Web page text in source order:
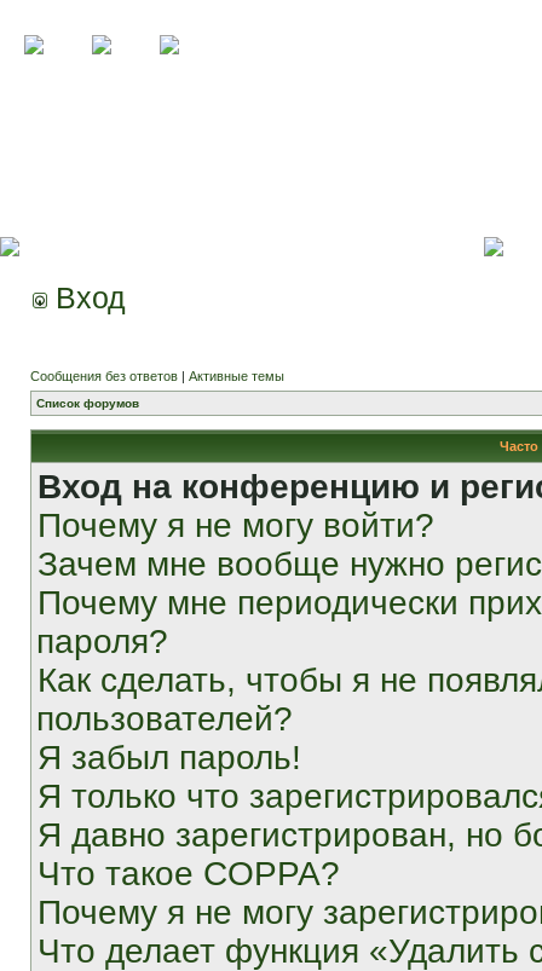
Вход
Сообщения без ответов | Активные темы
Список форумов
Вход на конференцию и
Почему я не могу войти?
Зачем мне вообще нужно
Почему мне периодически
пароля?
Как сделать, чтобы я не
пользователей?
Я забыл пароль!
Я только что
Я давно зарегистрирован, но
Что такое COPPA?
Почему я не могу
Что делает функция «Удалить